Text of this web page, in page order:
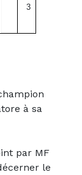
3
à sa
par MF
le